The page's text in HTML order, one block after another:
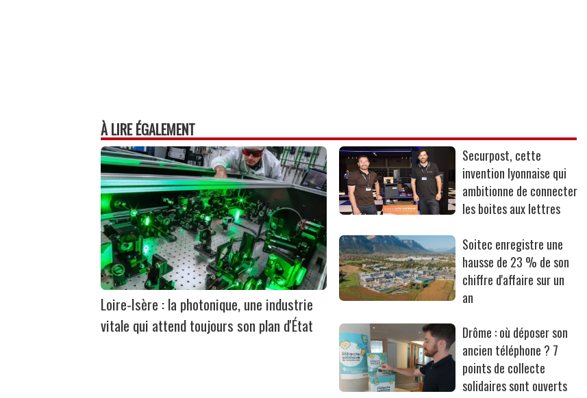
À LIRE ÉGALEMENT
Loire-Isère : la photonique, une industrie
vitale qui attend toujours son plan d'État
Securpost, cette
invention lyonnaise qui
ambitionne de connecter
les boites aux lettres
Soitec enregistre une
hausse de 23 % de son
chiffre d'affaire sur un
an
Drôme : où déposer son
ancien téléphone ? 7
points de collecte
solidaires sont ouverts